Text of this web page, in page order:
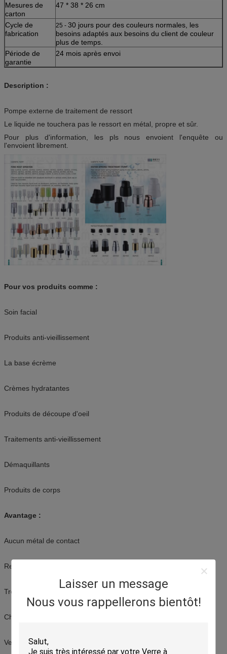
Laisser un message
Nous vous rappellerons bientôt!
Mesures de
carton
47 * 38 * 26 cm
Cycle de
fabrication
25 - 30 jours pour des couleurs normales, les
besoins adaptés aux besoins du client de couleur
plus de temps.
Période de
garantie
24 mois après envoi
Description :
Pompe externe de traitement de ressort
Le liquide ne touchera pas le ressort en métal, propre et sûr.
Pour plus d'information, les pls nous envoient l'enquête ou
l'envoient librement.
Pour vos produits comme :
Soin facial
Produits anti-vieillissement
La base écrème
Crèmes hydratantes
Produits de découpe d'oeil
Traitements anti-vieillissement
Démaquillants
Produits de corps
Avantage :
Aucun métal de contact
Ressort externe
Très agréable d'employer
Chapeau protecteur
Versions de plastique et en métal